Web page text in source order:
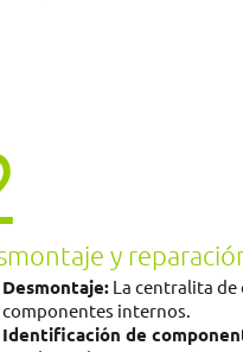
y
Desmontaje: La centralita de
componentes internos.
Identificación de